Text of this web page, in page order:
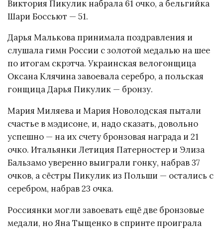
Виктория Пикулик набрала 61 очко, а бельгийка
Шари Боссьют — 51.
Дарья Малькова принимала поздравления и
слушала гимн России с золотой медалью на шее
по итогам скрэтча. Украинская велогонщица
Оксана Клячина завоевала серебро, а польская
гонщица Дарья Пикулик — бронзу.
Мария Миляева и Мария Новолодская пытали
счастье в мэдисоне, и, надо сказать, довольно
успешно — на их счету бронзовая награда и 21
очко. Итальянки Летиция Патерностер и Элиза
Бальзамо уверенно выиграли гонку, набрав 37
очков, а сёстры Пикулик из Польши — остались с
серебром, набрав 23 очка.
Россиянки могли завоевать ещё две бронзовые
медали, но Яна Тыщенко в спринте проиграла